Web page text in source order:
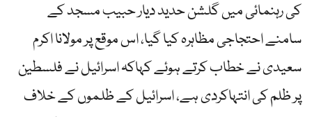
کی رہنمائی میں گلشن حدید دیار حبیب مسجد کے
سامنے احتجاجی مظاہرہ کیا گیا، اس موقع پر مولانا اکرم
سعیدی نے خطاب کرتے ہوئے کہاکہ اسرائیل نے فلسطین
پر ظلم کی انتہاکردی ہے، اسرائیل کے ظلموں کے خلاف